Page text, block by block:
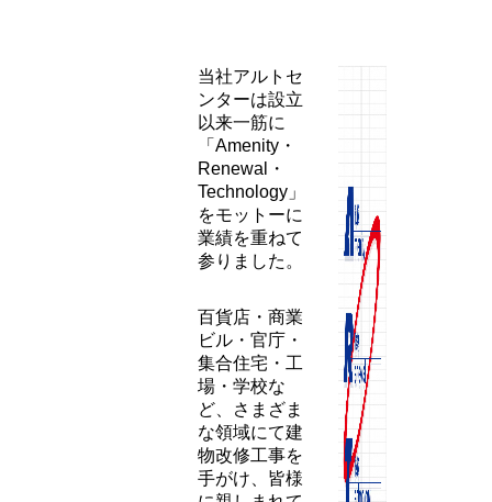
事業
内容
につ
いて
当社アルトセ
ンターは設立
以来一筋に
「Amenity・
Renewal・
Technology」
をモットーに